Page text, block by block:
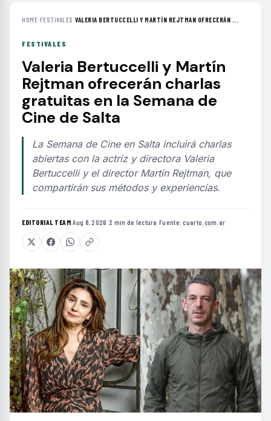
HOME›FESTIVALES ›VALERIA BERTUCCELLI Y MARTÍN REJTMAN OFRECERÁN ...
FESTIVALES
Valeria Bertuccelli y Martín
Rejtman ofrecerán charlas
gratuitas en la Semana de
Cine de Salta
La Semana de Cine en Salta incluirá charlas
abiertas con la actriz y directora Valeria
Bertuccelli y el director Martín Rejtman, que
compartirán sus métodos y experiencias.
EDITORIAL TEAM·Aug 8, 2026 ·2 min de lectura ·Fuente:cuarto.com.ar